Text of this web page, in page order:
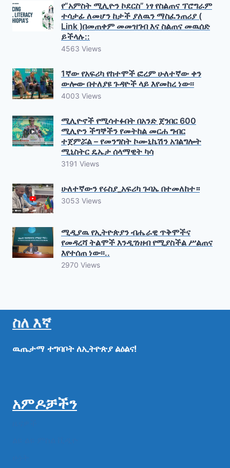
የ”አምስት ሚሊዮን ኮደርስ” ነፃ የስልጠና ፕሮግራም
ተሳታፊ ለመሆን ከታች ያለዉን ማስፈንጠሪያ (
Link )በመጠቀም መመዝገብ እና ስልጠና መዉሰድ
ይችላሉ::
4563 Views
1ኛው የአፍሪካ የከተሞች ፎረም ሁለተኛው ቀን
ውሎው በተለያዩ ጉዳዮች ላይ እየመከረ ነው፡፡
4003 Views
ሚሊዮኖች የሚሳተፉበት በአንድ ጀንበር 600
ሚሊዮን ችግኞችን የመትከል መርሐ ግብር
ተጀምሯል – የመንግስት ኮሙኒኬሽን አገልግሎት
ሚኒስትር ዴኤታ ሰላማዊት ካሳ
3191 Views
ሁለተኛውን የሩስያ_አፍሪካ ጉባኤ በተመለከተ።
3053 Views
ሚዲያዉ የኢትዮጵያን ብሔራዊ ጥቅሞችና
የመዳረሻ ትልሞች እንዲገነዘብ የሚያስችል ሥልጠና
እየተሰጠ ነው፡፡..
2970 Views
ስለ እኛ
ዉጤታማ ተግባቦት ለኢትዮጵያ ልዕልና!
አምዶቻችን